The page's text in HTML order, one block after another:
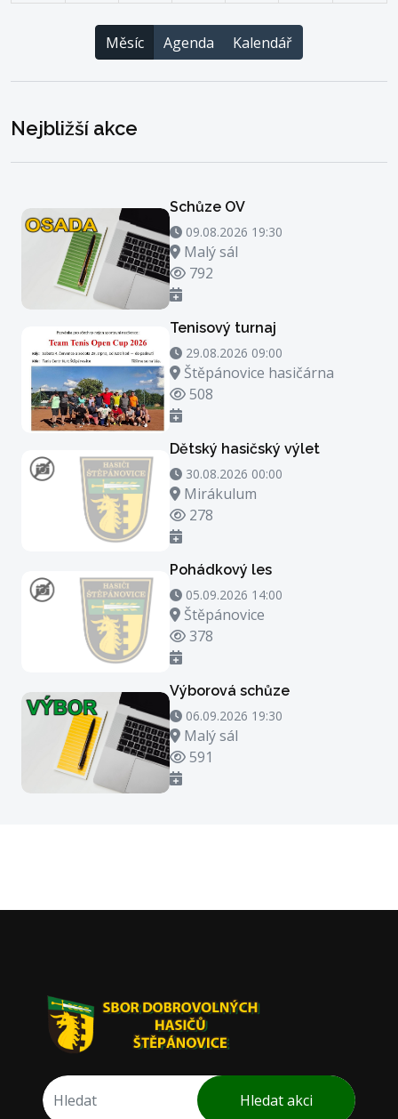
Měsíc Agenda Kalendář
Nejbližší akce
Schůze OV
09.08.2026 19:30 - 09.08.2026 20:30
09.08.2026 19:30
Místo konání
Malý sál
Počet zhlédnutí
792
Tenisový turnaj
29.08.2026 09:00 - 29.08.2026 23:00
29.08.2026 09:00
Místo konání
Štěpánovice hasičárna
Počet zhlédnutí
508
Dětský hasičský výlet
30.08.2026 00:00 - 30.08.2026 21:00
30.08.2026 00:00
Místo konání
Mirákulum
Počet zhlédnutí
278
Pohádkový les
05.09.2026 14:00 - 05.09.2026 15:00
05.09.2026 14:00
Místo konání
Štěpánovice
Počet zhlédnutí
378
Výborová schůze
06.09.2026 19:30 - 06.09.2026 20:30
06.09.2026 19:30
Místo konání
Malý sál
Počet zhlédnutí
591
Hledat akci